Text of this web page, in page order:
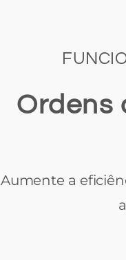
Ordens
Aumente a